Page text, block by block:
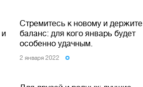
Стремитесь к новому и держите
баланс: для кого январь будет
особенно удачным.
2 января 2022